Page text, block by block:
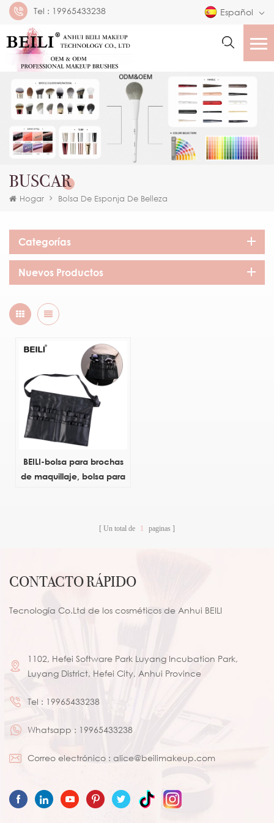
Tel : 19965433238 Español
BUSCAR
Hogar Bolsa De Esponja De Belleza
Categorías
Nuevos Productos
BEILI-bolsa para brochas
de maquillaje, bolsa para
Popular, a la moda,
Un total de 1 paginas
CONTACTO RÁPIDO
Tecnología Co.Ltd de los cosméticos de Anhui BEILI
1102, Hefei Software Park Luyang Incubation Park,
Luyang District, Hefei City, Anhui Province
Tel : 19965433238
Whatsapp : 19965433238
Correo electrónico : alice@beilimakeup.com